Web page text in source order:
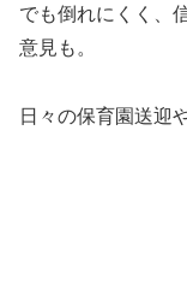
でも倒れにくく、
意見も。
日々の保育園送迎